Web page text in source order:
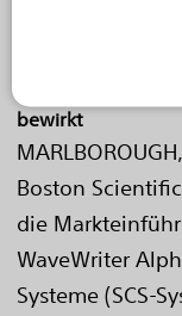
Schnell
bewirkt
Boston
die
WaveWriter
Systeme (SCS-